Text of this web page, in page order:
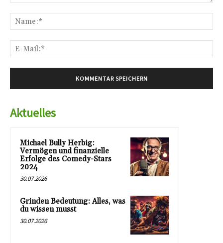
Aktuelles
Michael Bully Herbig:
Vermögen und finanzielle
Erfolge des Comedy-Stars
2024
30.07.2026
Grinden Bedeutung: Alles, was
du wissen musst
30.07.2026